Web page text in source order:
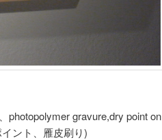
photopolymer gravure,dry point on
ント、雁皮刷り)